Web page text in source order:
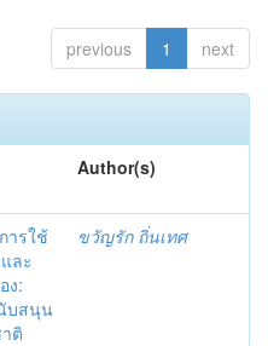
previous 1 next
Author(s)
ารใช้
ละ
ง:
บสนุน
ติ
ขวัญรัก ถิ่นเทศ